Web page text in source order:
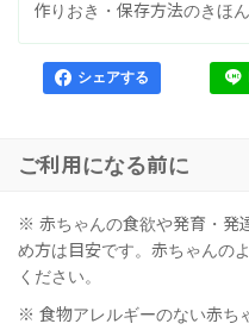
作りおき・保存方法のきほ
シェアする
ご利用になる前に
※ 赤ちゃんの食欲や発育・発
め方は目安です。赤ちゃんの
ください。
※ 食物アレルギーのない赤ち